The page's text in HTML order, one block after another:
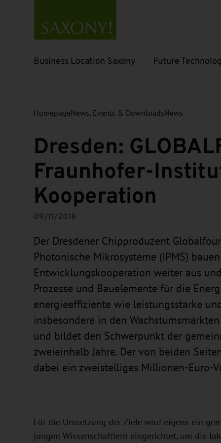
Business Location Saxony
Open submenu Future
Open submenu
HomepageNews, Events & DownloadsNews
Dresden:
Fraunhofer-
Kooperation
09/11/2018
Der Dresdener Chipproduzent
Photonische Mikrosysteme (IPMS)
Entwicklungskooperation weiter aus
Prozesse und Bauelemente für die
energieeffiziente wie leistungsstarke
insbesondere in den
und bildet den Schwerpunkt der
zweieinhalb Jahre. Der von beiden
dabei ein zweistelliges Millionen-Euro-
Für die Umsetzung der Ziele wird eigens ein
jungen Wissenschaftlern eingerichtet, um die